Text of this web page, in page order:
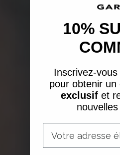
10%
Inscrivez-
pour obtenir un
exclusifet